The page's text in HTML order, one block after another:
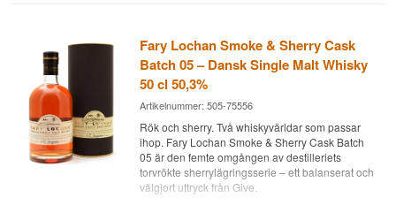
Smaknoter
Rök, torkad frukt, portvin, plommon och en lätt
jordton.
Smak
Torvrökt malt, svarta vinbär, mörk choklad och
Fary Lochan Smoke & Sherry Cask
Batch 05 – Dansk Single Malt Whisky
50 cl 50,3%
Artikelnummer: 505-75556
Rök och sherry. Två whiskyvärldar som passar
ihop. Fary Lochan Smoke & Sherry Cask Batch
05 är den femte omgången av destilleriets
torvrökte sherrylägringsserie – ett balanserat och
välgjort uttryck från Give.